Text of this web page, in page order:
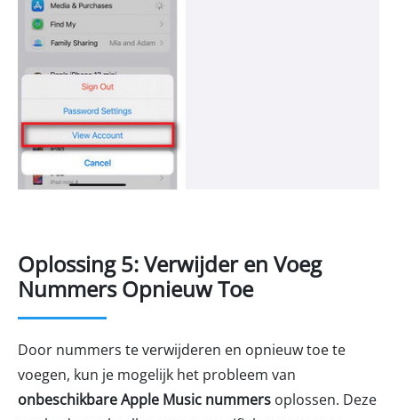
Oplossing 5: Verwijder en Voeg
Nummers Opnieuw Toe
Door nummers te verwijderen en opnieuw toe te
voegen, kun je mogelijk het probleem van
onbeschikbare Apple Music nummers oplossen. Deze